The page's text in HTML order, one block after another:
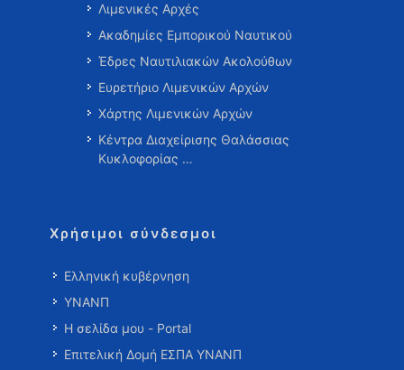
Λιμενικές Αρχές
Ακαδημίες Εμπορικού Ναυτικού
Έδρες Ναυτιλιακών Ακολούθων
Ευρετήριο Λιμενικών Αρχών
Χάρτης Λιμενικών Αρχών
Κέντρα Διαχείρισης Θαλάσσιας
Κυκλοφορίας …
Χρήσιμοι σύνδεσμοι
Ελληνική κυβέρνηση
ΥΝΑΝΠ
Η σελίδα μου - Portal
Επιτελική Δομή ΕΣΠΑ ΥΝΑΝΠ